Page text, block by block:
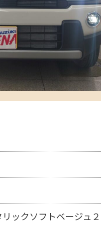
ックソフトベージュ